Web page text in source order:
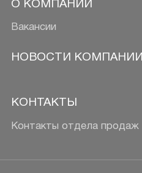
О КОМПАНИИ
Вакансии
НОВОСТИ КОМПАНИИ
КОНТАКТЫ
Контакты отдела продаж